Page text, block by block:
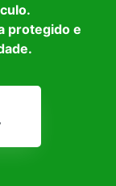
protegido e